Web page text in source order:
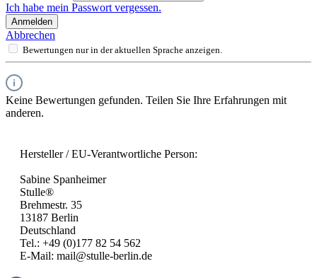
Ich habe mein Passwort vergessen.
Anmelden
Abbrechen
Bewertungen nur in der aktuellen Sprache anzeigen.
Keine Bewertungen gefunden. Teilen Sie Ihre Erfahrungen mit
anderen.
Hersteller / EU-Verantwortliche Person:
Sabine Spanheimer
Stulle®
Brehmestr. 35
13187 Berlin
Deutschland
Tel.: +49 (0)177 82 54 562
E-Mail: mail@stulle-berlin.de